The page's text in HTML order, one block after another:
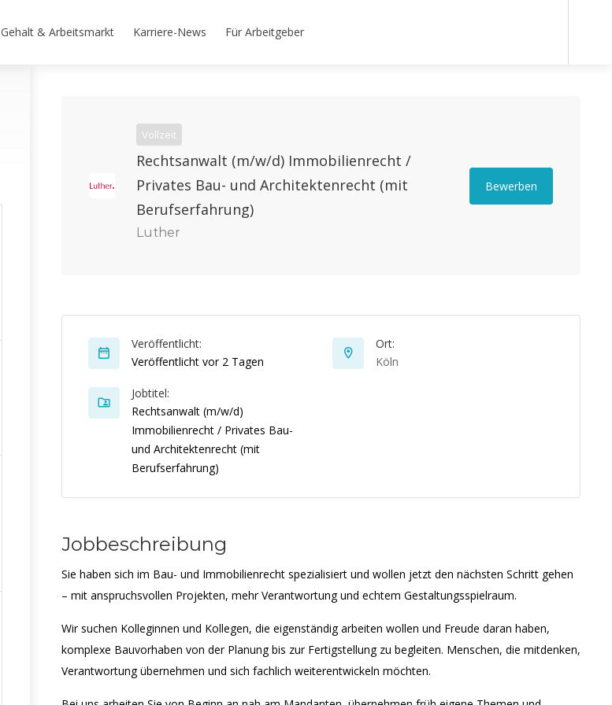
Gehalt & Arbeitsmarkt Karriere-News Für Arbeitgeber
Vollzeit
Rechtsanwalt (m/w/d) Immobilienrecht /
Privates Bau- und Architektenrecht (mit
Berufserfahrung)
Luther
Bewerben
Veröffentlicht:
Veröffentlicht vor 2 Tagen
Ort:
Köln
Jobtitel:
Rechtsanwalt (m/w/d)
Immobilienrecht / Privates Bau-
und Architektenrecht (mit
Berufserfahrung)
Jobbeschreibung
Sie haben sich im Bau- und Immobilienrecht spezialisiert und wollen jetzt den nächsten Schritt gehen
– mit anspruchsvollen Projekten, mehr Verantwortung und echtem Gestaltungsspielraum.
Wir suchen Kolleginnen und Kollegen, die eigenständig arbeiten wollen und Freude daran haben,
komplexe Bauvorhaben von der Planung bis zur Fertigstellung zu begleiten. Menschen, die mitdenken,
Verantwortung übernehmen und sich fachlich weiterentwickeln möchten.